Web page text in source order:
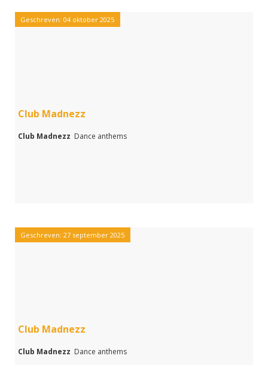
Geschreven: 04 oktober 2025
Club Madnezz
Club Madnezz Dance anthems
Geschreven: 27 september 2025
Club Madnezz
Club Madnezz Dance anthems